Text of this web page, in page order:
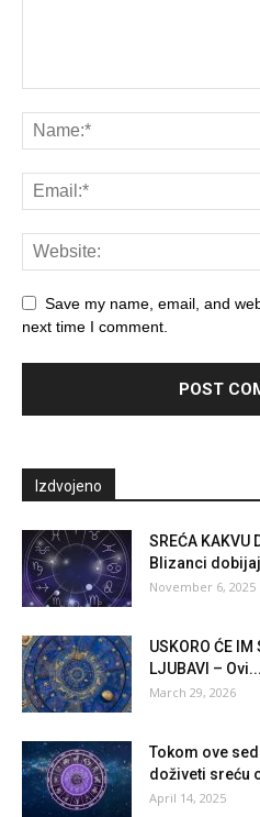
Save my name, email, and
next time I comment.
Izdvojeno
SREĆA KAKVU
Blizanci
November 6, 2025
USKORO ĆE IM
LJUBAVI – Ovi...
March 29, 2026
Tokom ove
doživeti sreću
April 14, 2025